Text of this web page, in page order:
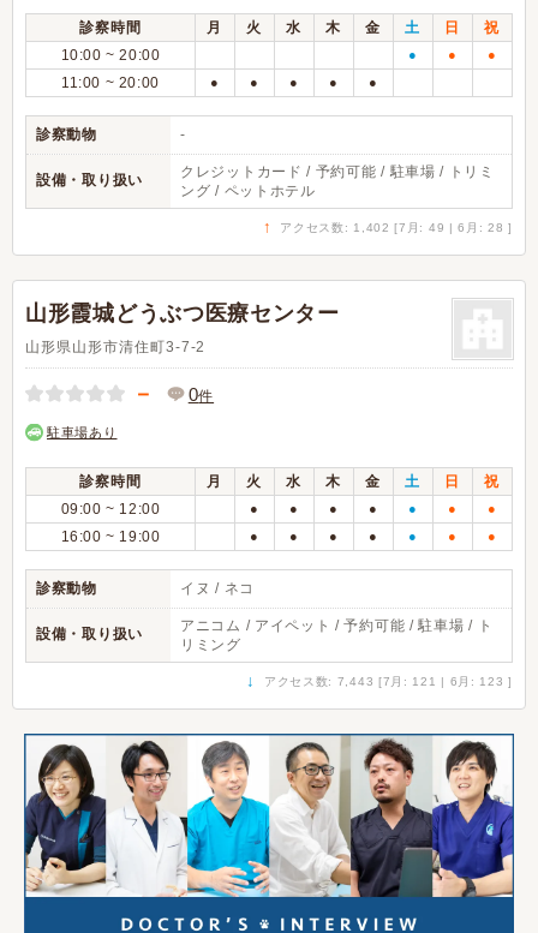
診察時間 月 火 水 木 金 土 日
祝
10:00 ~ 20:00
● ● ●
11:00 ~ 20:00 ● ● ● ● ●
診察動物 -
設備・取り扱い
クレジットカード / 予約可能 / 駐車場 / トリミ
ング / ペットホテル
↑ アクセス数: 1,402 [7月: 49 | 6月: 28 ]
山形霞城どうぶつ医療センター
山形県山形市清住町3-7-2
－ 0件
駐車場あり
診察時間 月 火 水 木 金 土 日
祝
09:00 ~ 12:00
● ● ● ● ● ● ●
16:00 ~ 19:00 ● ● ● ● ● ● ●
診察動物 イヌ / ネコ
設備・取り扱い
アニコム / アイペット / 予約可能 / 駐車場 / ト
リミング
↓ アクセス数: 7,443 [7月: 121 | 6月: 123 ]